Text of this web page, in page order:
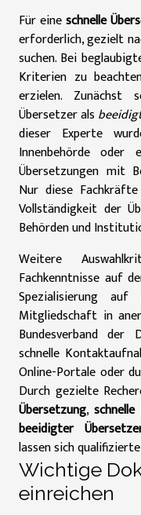
Für eineschnelle
erforderlich, gezielt
suchen. Bei
Kriterien zu
erzielen.
Übersetzer als
dieser Experte
Innenbehörde
Übersetzungen mit
Nur diese
Vollständigkeit der
Behörden und
Weitere
Fachkenntnisse auf
Spezialisierung
Mitgliedschaft in
Bundesverband der
schnelle
Online-Portale oder
Durch gezielte
Übersetzung,
beeidigter
lassen sich
Wichtige
einreichen